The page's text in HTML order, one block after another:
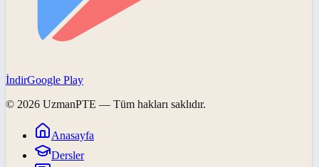
İndirGoogle Play
© 2026 UzmanPTE — Tüm hakları saklıdır.
Anasayfa
Dersler